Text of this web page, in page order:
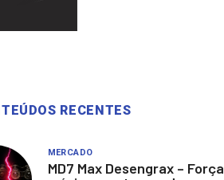
RECENTES
MERCADO
MD7 Max Desengrax – Força